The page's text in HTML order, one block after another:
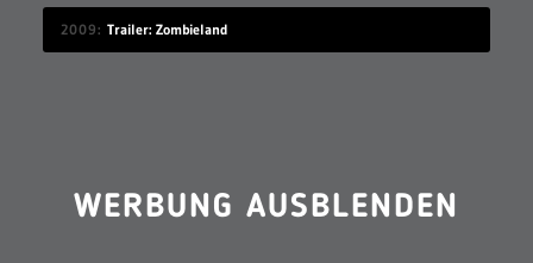
2009 Trailer: Zombieland
WERBUNG AUSBLENDEN